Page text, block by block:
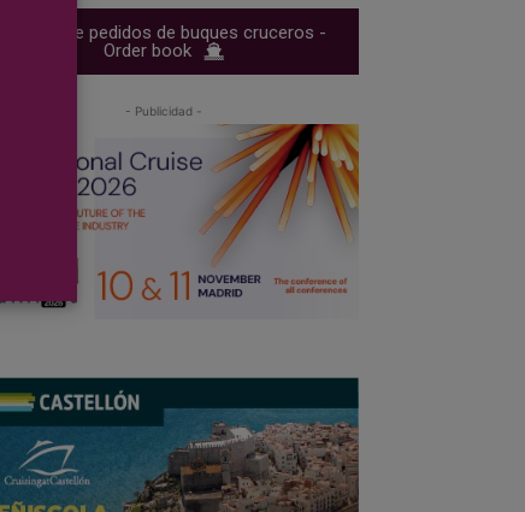
Cartera de pedidos de buques cruceros -
Order book
- Publicidad -